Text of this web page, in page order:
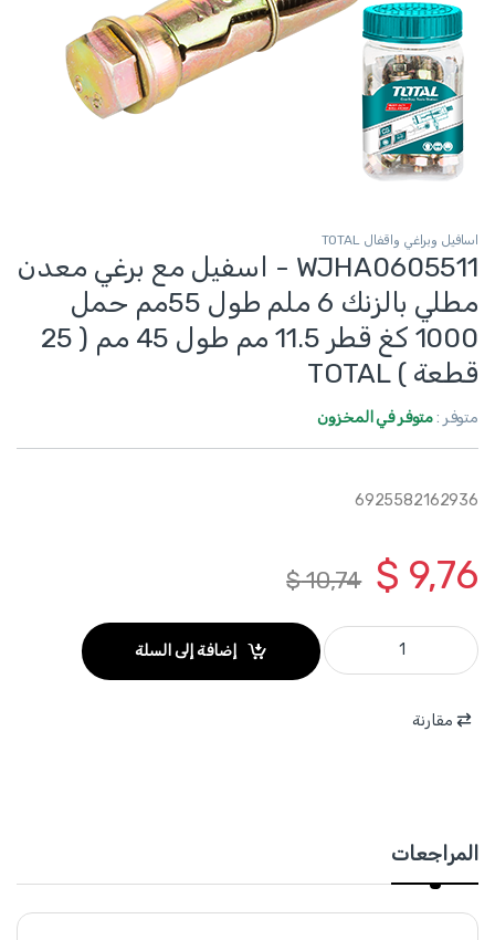
اسافيل وبراغي واقفال TOTAL
WJHA0605511 - اسفيل مع برغي معدن
مطلي بالزنك 6 ملم طول 55مم حمل
1000 كغ قطر 11.5 مم طول 45 مم ( 25
قطعة ) TOTAL
متوفر :متوفر في المخزون
6925582162936
$ 9,76
$10,74
WJHA0605511 - اسفيل مع برغي معدن مطلي بالزنك 6 ملم طول 55مم حمل 1000 كغ قطر 11.5 مم طول 45 مم ( 25 قطعة ) TOTAL quantity
إضافة إلى السلة
مقارنة
المراجعات